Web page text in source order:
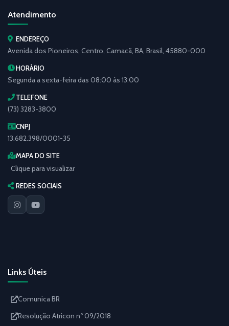
Atendimento
ENDEREÇO
Avenida dos Pioneiros, Centro, Camacã, BA, Brasil, 45880-000
HORÁRIO
Segunda a sexta-feira das 08:00 às 13:00
TELEFONE
(73) 3283-3800
CNPJ
13.682.398/0001-35
MAPA DO SITE
Clique para visualizar
REDES SOCIAIS
Links Úteis
Comunica BR
Resolução Atricon nº 09/2018